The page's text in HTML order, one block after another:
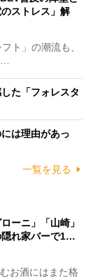
ストレス」解
ト」の潮流も、
た「フォレスタ
は理由があっ
一覧を見る
ーニ」「山崎」
隠れ家バーで1…
お酒にはまた格